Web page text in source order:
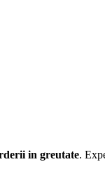
in greutate.